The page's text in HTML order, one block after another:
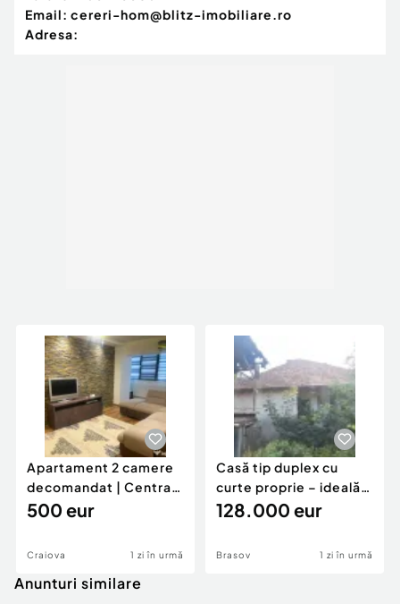
Email: cereri-hom@blitz-imobiliare.ro
Adresa:
Apartament 2 camere
decomandat | Centrală
proprie | 60 mp |
500 eur
Craiova 1 zi în urmă
Casă tip duplex cu
curte proprie – ideală
pentru renovar
128.000 eur
Brasov 1 zi în urmă
Anunturi similare